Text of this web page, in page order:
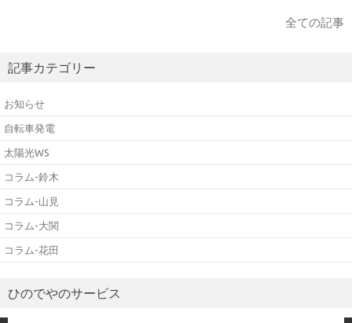
全ての記事
記事カテゴリー
お知らせ
自転車発電
太陽光WS
コラム-鈴木
コラム-山見
コラム-大関
コラム-花田
ひのでやのサービス